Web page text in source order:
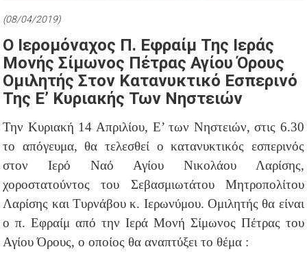
(08/04/2019)
Ο Ιερομόναχος Π. Εφραίμ Της Ιεράς
Μονής Σίμωνος Πέτρας Αγίου Όρους
Ομιλητής Στον Κατανυκτικό Εσπερινό
Της Ε’ Κυριακής Των Νηστειών
Την Κυριακή 14 Απριλίου, Ε’ των Νηστειών, στις 6.30
το απόγευμα, θα τελεσθεί ο κατανυκτικός εσπερινός
στον Ιερό Ναό Αγίου Νικολάου Λαρίσης,
χοροστατούντος του Σεβασμιωτάτου Μητροπολίτου
Λαρίσης και Τυρνάβου κ. Ιερωνύμου. Ομιλητής θα είναι
ο π. Εφραίμ από την Ιερά Μονή Σίμωνος Πέτρας του
Αγίου Όρους, ο οποίος θα αναπτύξει το θέμα :